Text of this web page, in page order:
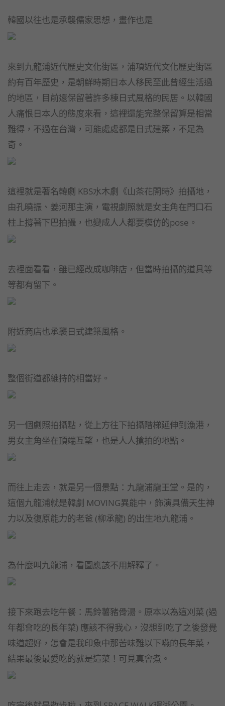
韓國以往也是承襲儒家思想，畫作也是
來到九龍浦近代歷史文化街區，浦項近代文化歷史街區
約有百年歷史，是朝鮮時期日本人移民至此曾經生活過
的地區，目前還保留著許多棟日式風格的民居。以韓國
人痛恨日本人的態度來看，這裡還能完整保留算是相當
難得，不過在台灣，可能處處都是日式建築，不足為
奇。
這裡就是著名韓劇 KBS水木劇《山茶花開時》拍攝地，
由孔曉振、姜河那主演，電視劇照就是女主角在門口石
柱上撐著下巴拍攝，也變成人人都要模仿的pose。
去裡面看看，雖已經改成咖啡店，但當時拍攝的道具等
等都有留下。
附近商店也承襲日式建築風格。
整個街道都維持的相當好。
另一個劇照拍攝點，從上方往下拍攝階梯延伸到漁港，
男女主角坐在頂端互望，也是人人搶拍的地點。
而往上走去，就是另一個景點：九龍浦龍王堂。是的，
這個九龍浦就是韓劇 MOVING異能中，飾演具備天生神
力以及復原能力的老爸 (柳承龍) 的出生地九龍浦。
為什麼叫九龍浦，看圖應該不用解釋了。
接下來跑去吃午餐：馬鈴薯豬骨湯。原本以為這刈菜 (過
年都會吃的長年菜) 應該不得我心，沒想到吃了之後發覺
味道超好，怎會是我印象中那苦味難以下嚥的長年菜，
結果最後最愛吃的就是這菜！可見真會煮。